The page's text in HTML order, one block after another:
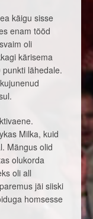
käigu sisse
enam tööd
oli
kärisema
lähedale.
Milka, kuid
Mängus olid
olukorda
oli all
jäi siiski
homsesse